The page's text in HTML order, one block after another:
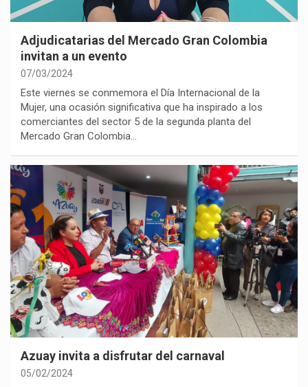
Adjudicatarias del Mercado Gran Colombia
invitan a un evento
07/03/2024
Este viernes se conmemora el Día Internacional de la
Mujer, una ocasión significativa que ha inspirado a los
comerciantes del sector 5 de la segunda planta del
Mercado Gran Colombia…
Azuay invita a disfrutar del carnaval
05/02/2024